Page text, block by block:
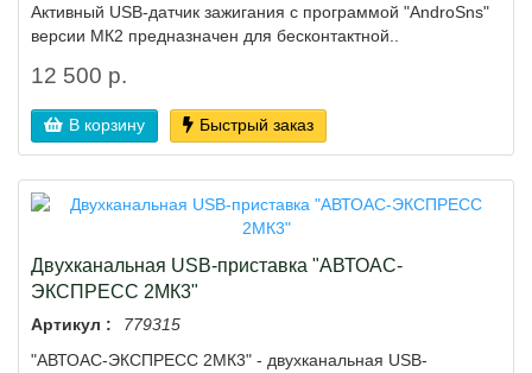
Активный USB-датчик зажигания c программой "AndroSns"
версии МК2 предназначен для бесконтактной..
12 500 р.
В корзину Быстрый заказ
Двухканальная USB-приставка "АВТОАС-
ЭКСПРЕСС 2МК3"
Артикул :
779315
"АВТОАС-ЭКСПРЕСС 2МК3" - двухканальная USB-